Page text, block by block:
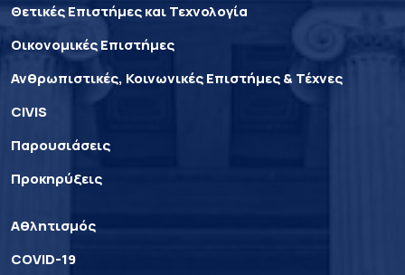
Θετικές Επιστήμες και Τεχνολογία
Οικονομικές Επιστήμες
Ανθρωπιστικές, Κοινωνικές Επιστήμες & Τέχνες
CIVIS
Παρουσιάσεις
Προκηρύξεις
Αθλητισμός
COVID-19